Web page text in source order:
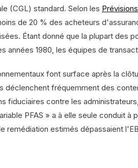
(CGL) standard. Selon les
de 20 % des acheteurs
Étant donné que la plupart des
années 1980, les équipes de
font surface après la
déclenchent fréquemment des
fiduciaires contre les
PFAS » a à elle seule conduit
remédiation estimés dépassaient